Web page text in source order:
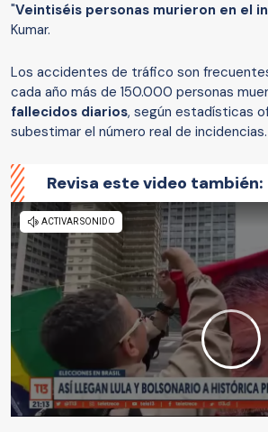
"Veintiséis personas murieron en el
Kumar.
Los accidentes de tráfico son
cada año más de 150.000 personas
fallecidos diarios, según estadísticas
subestimar el número real de incidencias.
Revisa este video también: